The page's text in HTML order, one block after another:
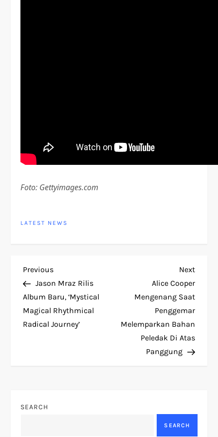
Foto: Gettyimages.com
LATEST NEWS
P
o
s
v
Previous
Post
Previous
Jason Mraz Rilis
Album Baru, ‘Mystical
Magical Rhythmical
Radical Journey’
Next
Post
Next
Alice Cooper
Mengenang Saat
Penggemar
Melemparkan Bahan
Peledak Di Atas
Panggung
SEARCH
SEARCH